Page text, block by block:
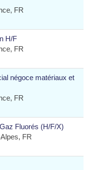
FR
H/F
FR
négoce matériaux et
FR
Fluorés (H/F/X)
FR